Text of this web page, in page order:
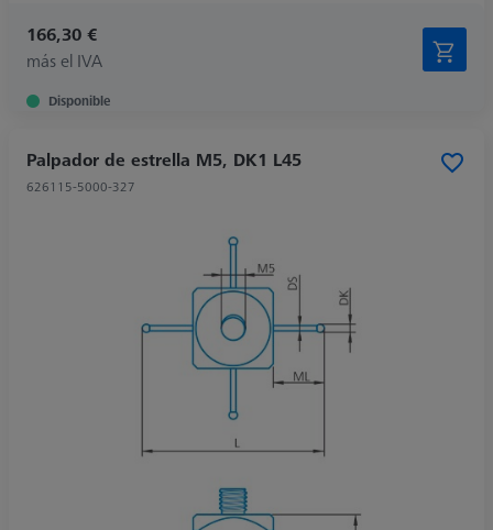
166,30 €
más el IVA
Disponible
Palpador de estrella M5, DK1 L45
626115-5000-327